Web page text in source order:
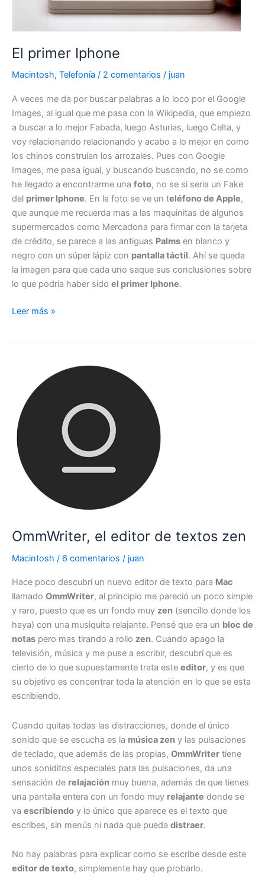
El primer Iphone
Macintosh, Telefonía / 2 comentarios / juan
A veces me da por buscar palabras a lo loco por el Google
Images, al igual que me pasa con la Wikipedia, que empiezo
a buscar a lo mejor Fabada, luego Asturias, luego Celta, y
voy relacionando relacionando y acabo a lo mejor en como
los chinos construían los arrozales. Pues con Google
Images, me pasa igual, y buscando buscando, no se como
he llegado a encontrarme una foto, no se si seria un Fake
del primer Iphone. En la foto se ve un teléfono de Apple,
que aunque me recuerda mas a las maquinitas de algunos
supermercados como Mercadona para firmar con la tarjeta
de crédito, se parece a las antiguas Palms en blanco y
negro con un súper lápiz con pantalla táctil. Ahí se queda
la imagen para que cada uno saque sus conclusiones sobre
lo que podría haber sido el primer Iphone.
El
Leer más »
OmmWriter, el editor de textos zen
Macintosh / 6 comentarios / juan
Hace poco descubrí un nuevo editor de texto para Mac
llamado OmmWriter, al principio me pareció un poco simple
y raro, puesto que es un fondo muy zen (sencillo donde los
haya) con una musiquita relajante. Pensé que era un bloc de
notas pero mas tirando a rollo zen. Cuando apago la
televisión, música y me puse a escribir, descubrí que es
cierto de lo que supuestamente trata este editor, y es que
su objetivo es concentrar toda la atención en lo que se esta
escribiendo.
Cuando quitas todas las distracciones, donde el único
sonido que se escucha es la música zen y las pulsaciones
de teclado, que además de las propias, OmmWriter tiene
unos soniditos especiales para las pulsaciones, da una
sensación de relajación muy buena, además de que tienes
una pantalla entera con un fondo muy relajante donde se
va escribiendo y lo único que aparece es el texto que
escribes, sin menús ni nada que pueda distraer.
No hay palabras para explicar como se escribe desde este
editor de texto, simplemente hay que probarlo.